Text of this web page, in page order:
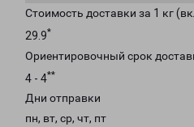
Стоимость доставки за 1 кг
29.9*
Ориентировочный срок
4 - 4**
Дни отправки
пн, вт, ср, чт, пт